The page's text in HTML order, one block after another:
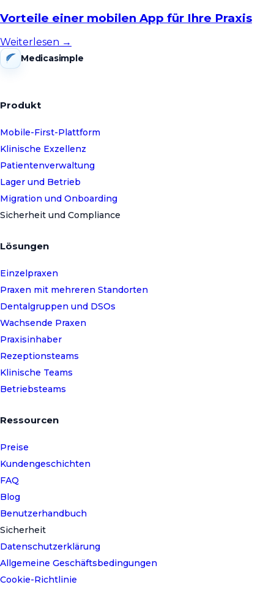
Vorteile einer mobilen App für Ihre Praxis
Weiterlesen →
Medicasimple
Produkt
Mobile-First-Plattform
Klinische Exzellenz
Patientenverwaltung
Lager und Betrieb
Migration und Onboarding
Sicherheit und Compliance
Lösungen
Einzelpraxen
Praxen mit mehreren Standorten
Dentalgruppen und DSOs
Wachsende Praxen
Praxisinhaber
Rezeptionsteams
Klinische Teams
Betriebsteams
Ressourcen
Preise
Kundengeschichten
FAQ
Blog
Benutzerhandbuch
Sicherheit
Datenschutzerklärung
Allgemeine Geschäftsbedingungen
Cookie-Richtlinie